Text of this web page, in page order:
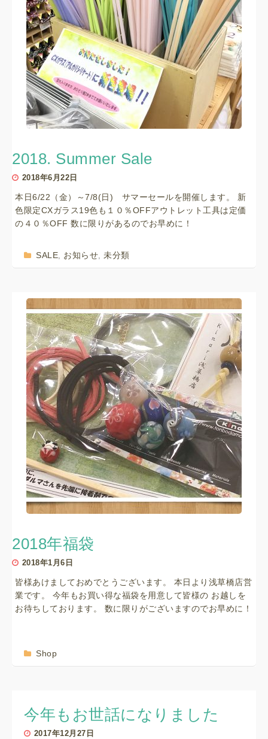
2018. Summer Sale
2018年6月22日
本日6/22（金）～7/8(日) サマーセールを開催します。 新
色限定CXガラス19色も１０％OFFアウトレット工具は定価
の４０％OFF 数に限りがあるのでお早めに！
SALE, お知らせ, 未分類
2018年福袋
2018年1月6日
皆様あけましておめでとうございます。 本日より浅草橋店営
業です。 今年もお買い得な福袋を用意して皆様の お越しを
お待ちしております。 数に限りがございますのでお早めに！
Shop
今年もお世話になりました
2017年12月27日